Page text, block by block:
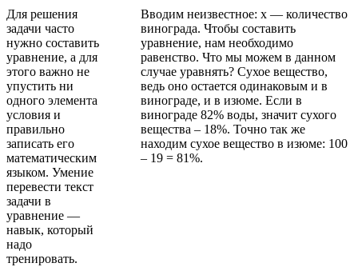
Для решения
задачи часто
нужно составить
уравнение, а для
этого важно не
упустить ни
одного элемента
условия и
правильно
записать его
математическим
языком. Умение
перевести текст
задачи в
уравнение —
навык, который
надо
тренировать.
Вводим неизвестное: х — количество
винограда. Чтобы составить
уравнение, нам необходимо
равенство. Что мы можем в данном
случае уравнять? Сухое вещество,
ведь оно остается одинаковым и в
винограде, и в изюме. Если в
винограде 82% воды, значит сухого
вещества – 18%. Точно так же
находим сухое вещество в изюме: 100
– 19 = 81%.